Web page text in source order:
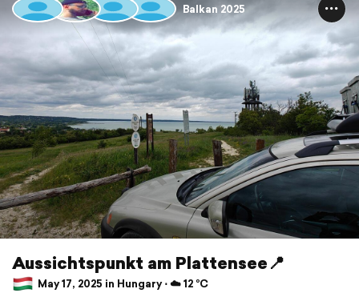
Balkan 2025
Aussichtspunkt am Plattensee📍
May 17, 2025 in Hungary ⋅ ☁️ 12 °C